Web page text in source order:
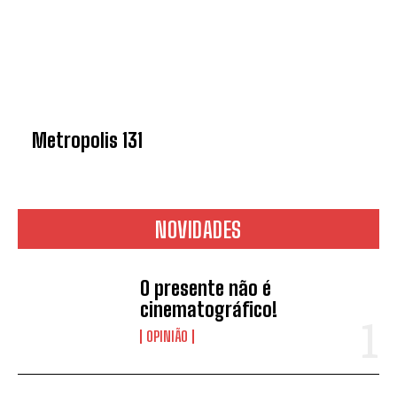
Metropolis 131
NOVIDADES
O presente não é
cinematográfico!
OPINIÃO